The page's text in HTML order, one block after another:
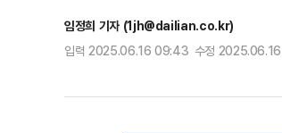
임정희 기자 (1jh@dailian.co.kr)
입력 2025.06.16 09:43 수정